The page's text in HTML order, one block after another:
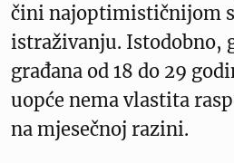
čini najoptimističnijom
istraživanju. Istodobno,
građana od 18 do 29
uopće nema vlastita
na mjesečnoj razini.